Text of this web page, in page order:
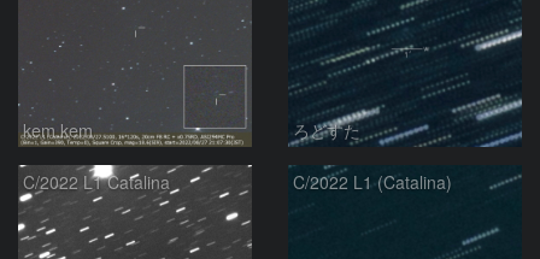
kem.kem ろどすた
C/2022 L1 Catalina C/2022 L1 (Catalina)